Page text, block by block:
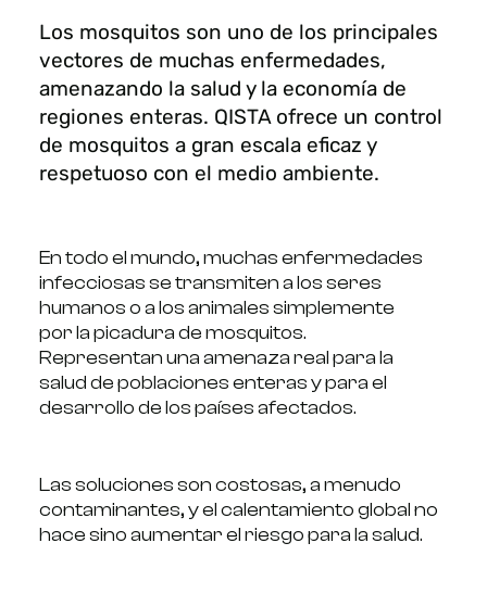
Los mosquitos son uno de los principales
vectores de muchas enfermedades,
amenazando la salud y la economía de
regiones enteras. QISTA ofrece un control
de mosquitos a gran escala eficaz y
respetuoso con el medio ambiente.
En todo el mundo, muchas enfermedades
infecciosas se transmiten a los seres
humanos o a los animales simplemente
por la picadura de mosquitos.
Representan una amenaza real para la
salud de poblaciones enteras y para el
desarrollo de los países afectados.
Las soluciones son costosas, a menudo
contaminantes, y el calentamiento global no
hace sino aumentar el riesgo para la salud.